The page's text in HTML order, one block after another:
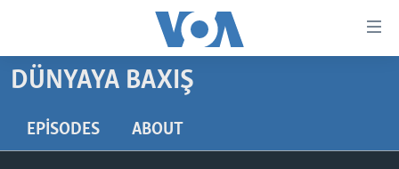
Skip
content
PROQRAMLAR
DÜNYAYA BAXIŞ
EPISODES ABOUT